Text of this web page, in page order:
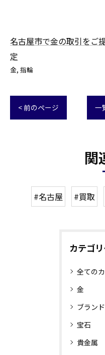
名古屋市で金の取引をご
定
金 指輪
< 前のページ 一
関
#名古屋 #買取
カテゴ
全ての
金
ブランド
宝石
貴金属